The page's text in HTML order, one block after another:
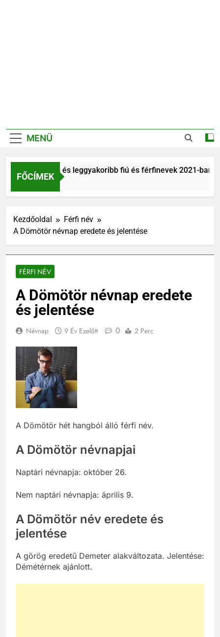
MENÜ
FŐCÍMEK
és leggyakoribb fiú és férfinevek 2021-ban
Év Ezelőtt
Kezdőoldal
Férfi név
A Dömötör névnap eredete és jelentése
FÉRFI NÉV
A Dömötör névnap eredete
és jelentése
Névnap 9 Év Ezelőtt 0 2 Perc
A Dömötör hét hangból álló férfi név.
A Dömötör névnapjai
Naptári névnapja: október 26.
Nem naptári névnapja: április 9.
A Dömötör név eredete és
jelentése
A görög eredetű Demeter alakváltozata. Jelentése:
Démétérnek ajánlott.